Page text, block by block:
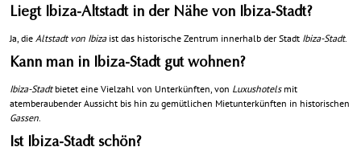
Liegt Ibiza-Altstadt in der Nähe von Ibiza-Stadt?
Ja, die Altstadt von Ibiza ist das historische Zentrum innerhalb der Stadt Ibiza-Stadt.
Kann man in Ibiza-Stadt gut wohnen?
Ibiza-Stadt bietet eine Vielzahl von Unterkünften, von Luxushotels mit
atemberaubender Aussicht bis hin zu gemütlichen Mietunterkünften in historischen
Gassen
Ist Ibiza-Stadt schön?